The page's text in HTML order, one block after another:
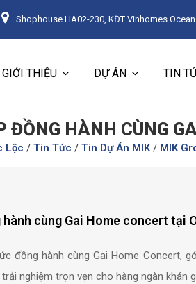
Shophouse HA02-230, KĐT Vinhomes Ocean
GIỚI THIỆU DỰ ÁN TIN
ĐỒNG HÀNH CÙNG
Lộc / Tin Tức / Tin Dự Án MIK/ MIK
hành cùng Gai Home concert tại
đồng hành cùng Gai Home Concert,
nghiệm trọn vẹn cho hàng ngàn khán